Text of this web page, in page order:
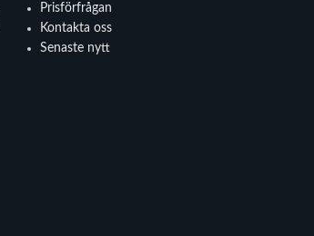
Prisförfrågan
Kontakta oss
Senaste nytt